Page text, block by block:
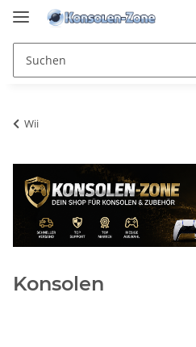
Wii
Konsolen